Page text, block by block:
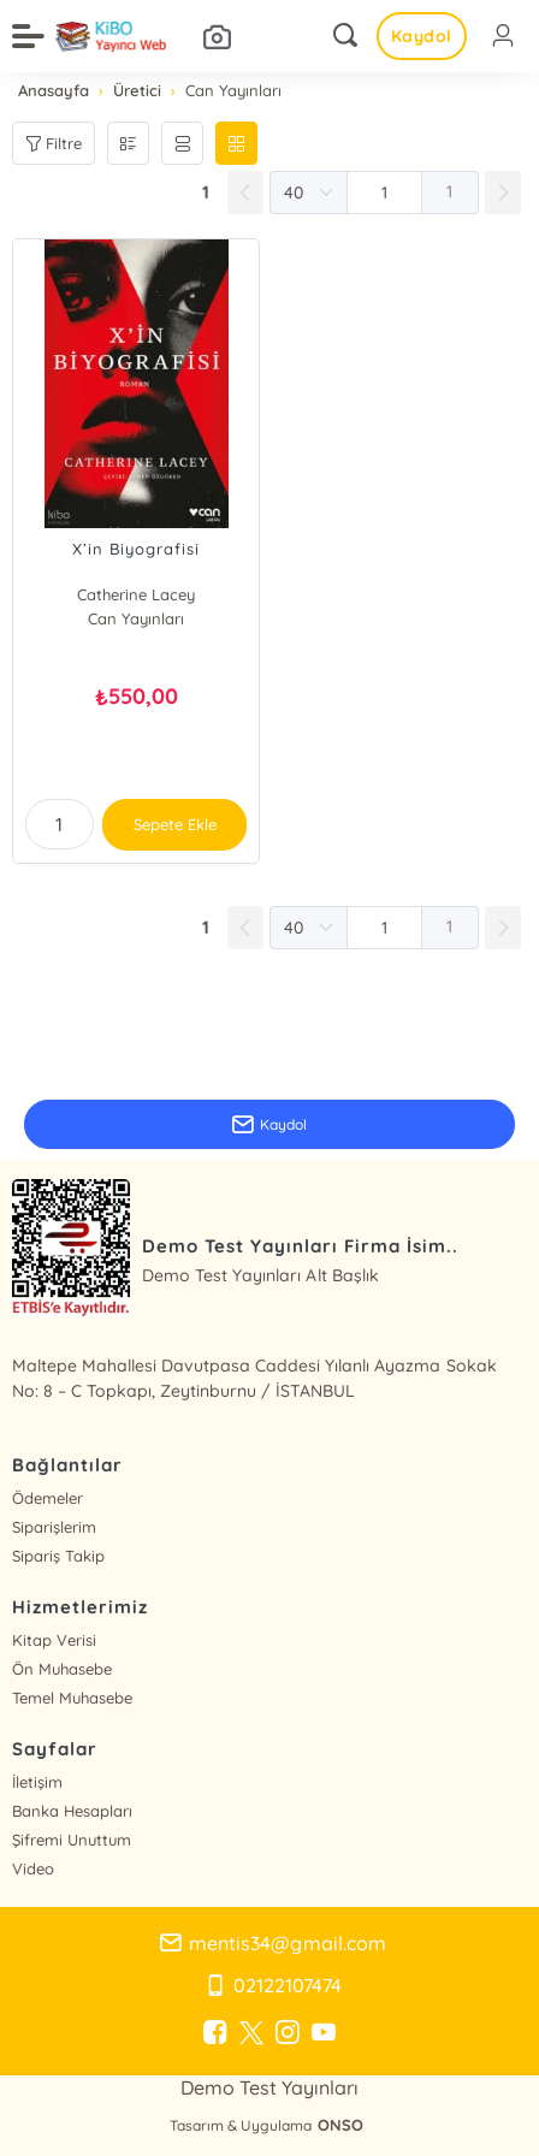
Kaydol
Anasayfa Üretici Can Yayınları
Filtre
1 1
X’in Biyografisi
Catherine Lacey
Can Yayınları
₺550,00
Sepete Ekle
1 1
Kaydol
Demo Test Yayınları Firma İsim..
Demo Test Yayınları Alt Başlık
Maltepe Mahallesi Davutpasa Caddesi Yılanlı Ayazma Sokak
No: 8 – C Topkapı, Zeytinburnu / İSTANBUL
Bağlantılar
Ödemeler
Siparişlerim
Sipariş Takip
Hizmetlerimiz
Kitap Verisi
Ön Muhasebe
Temel Muhasebe
Sayfalar
İletişim
Banka Hesapları
Şifremi Unuttum
Video
mentis34@gmail.com
02122107474
Demo Test Yayınları
Tasarım & Uygulama ONSO